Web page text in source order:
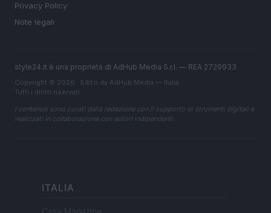
Privacy Policy
Note legali
style24.it è una proprietà di AdHub Media S.r.l. — REA 2729933
Copyright © 2026 · Edito da AdHub Media — Italia
Tutti i diritti riservati
I contenuti sono curati dalla redazione con il supporto di strumenti digitali e
realizzati in collaborazione con autori indipendenti.
ITALIA